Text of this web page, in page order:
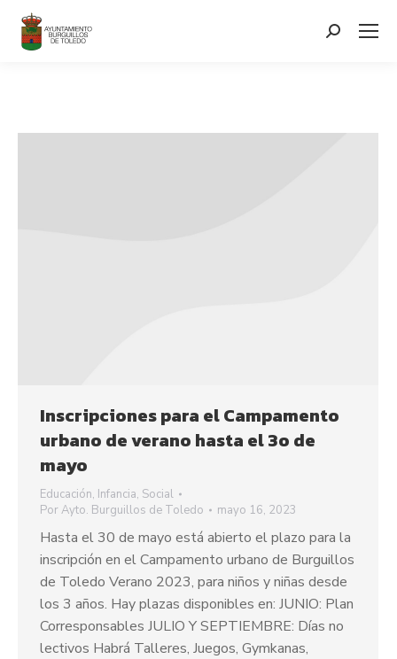
contenido
Search:
Inscripciones para el Campamento
urbano de verano hasta el 3o de
mayo
Educación, Infancia, Social
PorAyto. Burguillos de Toledo mayo 16, 2023
Hasta el 30 de mayo está abierto el plazo para la
inscripción en el Campamento urbano de Burguillos
de Toledo Verano 2023, para niños y niñas desde
los 3 años. Hay plazas disponibles en: JUNIO: Plan
Corresponsables JULIO Y SEPTIEMBRE: Días no
lectivos Habrá Talleres, Juegos, Gymkanas,